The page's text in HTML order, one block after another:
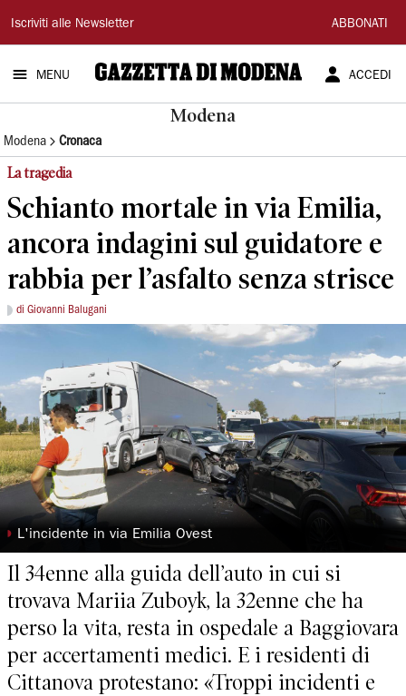
Gazzetta
di
Modena
Iscriviti alle Newsletter ABBONATI
MENU ACCEDI
Modena
Modena Cronaca
La tragedia
Schianto mortale in via Emilia,
ancora indagini sul guidatore e
rabbia per l’asfalto senza strisce
di Giovanni Balugani
◗ L'incidente in via Emilia Ovest
Il 34enne alla guida dell’auto in cui si
trovava Mariia Zuboyk, la 32enne che ha
perso la vita, resta in ospedale a Baggiovara
per accertamenti medici. E i residenti di
Cittanova protestano: «Troppi incidenti e